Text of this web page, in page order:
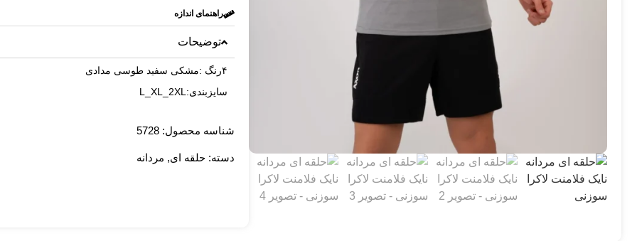
راهنمای اندازه
توضیحات
۴رنگ :مشکی سفید طوسی مدادی
سایزبندی:L_XL_2XL
شناسه محصول: 5728
دسته: حلقه ای, مردانه